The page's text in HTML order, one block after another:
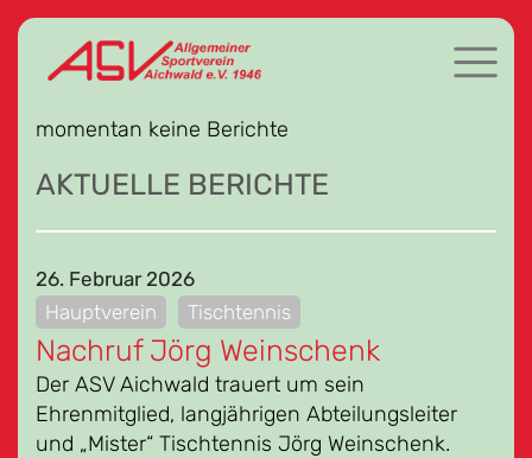
momentan keine Berichte
AKTUELLE BERICHTE
26. Februar 2026
Hauptverein
Tischtennis
Nachruf Jörg Weinschenk
Der ASV Aichwald trauert um sein
Ehrenmitglied, langjährigen Abteilungsleiter
und „Mister“ Tischtennis Jörg Weinschenk.